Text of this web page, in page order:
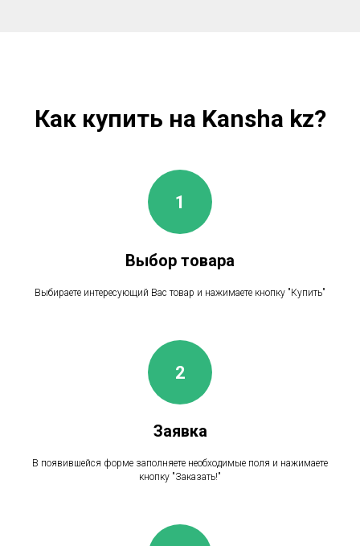
Как купить на Kansha kz?
Выбор товара
Выбираете интересующий Вас товар и нажимаете кнопку "Купить"
Заявка
В появившейся форме заполняете необходимые поля и нажимаете
кнопку "Заказать!"